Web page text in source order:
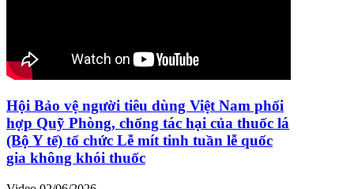
Hội Bảo vệ người tiêu dùng Việt Nam phối
hợp Quỹ Phòng, chống tác hại của thuốc lá
(Bộ Y tế) tổ chức Lễ mít tinh tuần lễ quốc
gia không khói thuốc